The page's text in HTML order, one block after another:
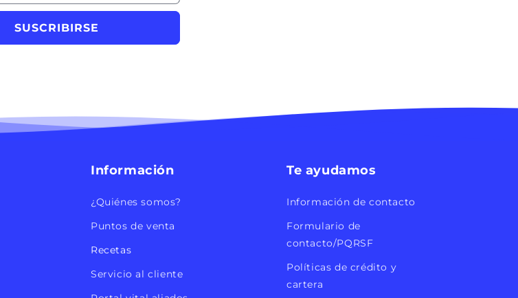
SUSCRIBIRSE
Información
¿Quiénes somos?
Puntos de venta
Recetas
Servicio al cliente
Te ayudamos
Información de contacto
Formulario de
contacto/PQRSF
Políticas de crédito y
cartera